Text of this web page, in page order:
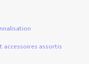
accessoires assortis